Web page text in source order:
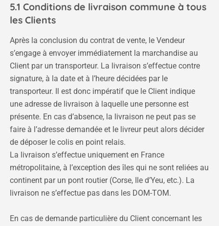
5.1 Conditions de livraison commune à tous
les Clients
Après la conclusion du contrat de vente, le Vendeur
s’engage à envoyer immédiatement la marchandise au
Client par un transporteur. La livraison s’effectue contre
signature, à la date et à l’heure décidées par le
transporteur. Il est donc impératif que le Client indique
une adresse de livraison à laquelle une personne est
présente. En cas d’absence, la livraison ne peut pas se
faire à l’adresse demandée et le livreur peut alors décider
de déposer le colis en point relais.
La livraison s’effectue uniquement en France
métropolitaine, à l’exception des îles qui ne sont reliées au
continent par un pont routier (Corse, Ile d’Yeu, etc.). La
livraison ne s’effectue pas dans les DOM-TOM.
En cas de demande particulière du Client concernant les